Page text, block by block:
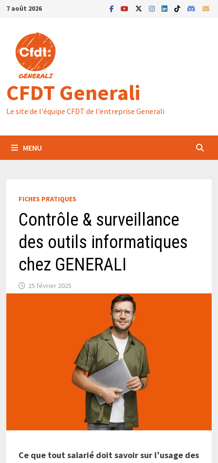
Passer
contenu
7 août 2026
CFDT Generali
Le site de l'équipe CFDT de l'entreprise Generali
MENU
FICHES PRATIQUES
Contrôle & surveillance
des outils informatiques
chez GENERALI
25 février 2025
Ce que tout salarié doit savoir sur l’usage des